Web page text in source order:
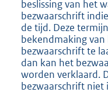
beslissing van het
bezwaarschrift
de tijd. Deze
bekendmaking
bezwaarschrift te
dan kan het
worden verklaard.
bezwaarschrift